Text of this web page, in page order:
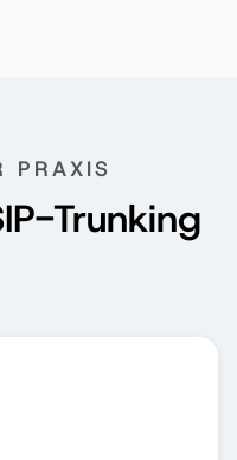
PRAXIS
Trunking